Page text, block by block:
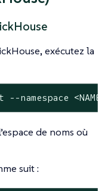
exécutez la
de noms où
suit :